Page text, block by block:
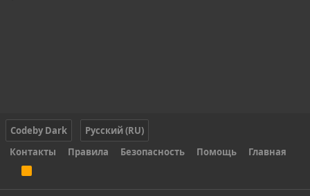
Codeby Dark
Русский (RU)
Контакты
Правила Безопасность Помощь Главная
S